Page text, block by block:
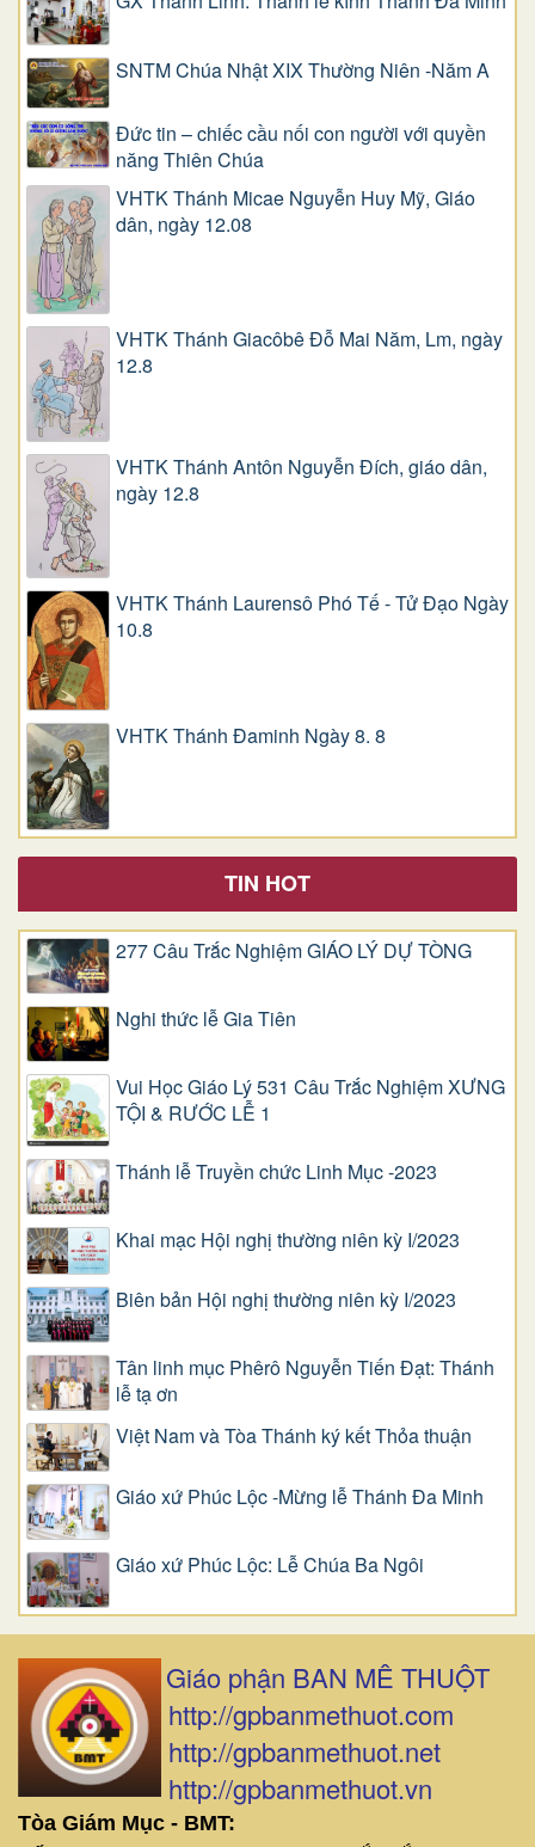
SNTM Chúa Nhật XIX Thường Niên -Năm A
Đức tin – chiếc cầu nối con người với quyền
năng Thiên Chúa
VHTK Thánh Micae Nguyễn Huy Mỹ, Giáo
dân, ngày 12.08
VHTK Thánh Giacôbê Ðỗ Mai Năm, Lm, ngày
12.8
VHTK Thánh Antôn Nguyễn Ðích, giáo dân,
ngày 12.8
VHTK Thánh Laurensô Phó Tế - Tử Đạo Ngày
10.8
VHTK Thánh Đaminh Ngày 8. 8
TIN HOT
277 Câu Trắc Nghiệm GIÁO LÝ DỰ TÒNG
Nghi thức lễ Gia Tiên
Vui Học Giáo Lý 531 Câu Trắc Nghiệm XƯNG
TỘI & RƯỚC LỄ 1
Thánh lễ Truyền chức Linh Mục -2023
Khai mạc Hội nghị thường niên kỳ I/2023
Biên bản Hội nghị thường niên kỳ I/2023
Tân linh mục Phêrô Nguyễn Tiến Đạt: Thánh
lễ tạ ơn
Việt Nam và Tòa Thánh ký kết Thỏa thuận
Giáo xứ Phúc Lộc -Mừng lễ Thánh Đa Minh
Giáo xứ Phúc Lộc: Lễ Chúa Ba Ngôi
Giáo phận BAN MÊ THUỘT
http://gpbanmethuot.com
http://gpbanmethuot.net
http://gpbanmethuot.vn
Tòa Giám Mục - BMT: